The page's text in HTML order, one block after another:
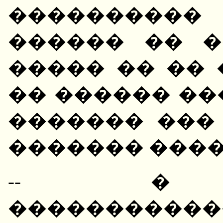
������ ��
����� �� ��
�� ������
�������
�������
-- �